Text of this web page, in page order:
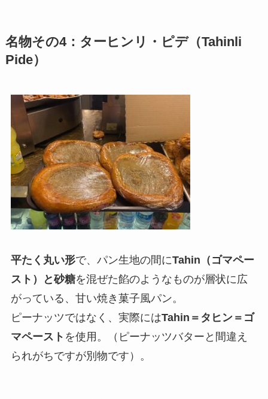
名物その4：ターヒンリ・ピデ（Tahinli
Pide）
平たく丸い形で、パン生地の間にTahin（ゴマペー
スト）
と砂糖を混ぜた餡のようなものが層状に広
がっている、甘い焼き菓子風パン。
ピーナッツではなく、実際にはTahin＝タヒン＝ゴ
マペースト を使用。（ピーナッツバターと間違え
られがちですが別物です）。